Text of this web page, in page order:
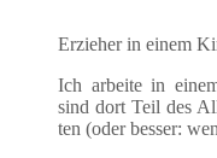
Erzie­her in einem
Ich arbei­te in
sind dort Teil des
ten (oder bes­ser: